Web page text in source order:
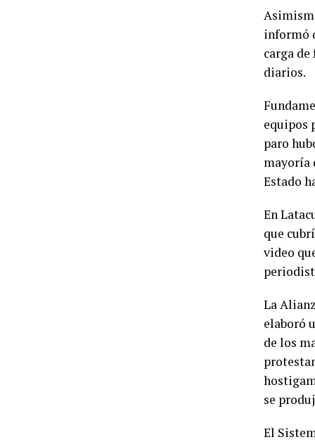
informó
carga
diarios.
equipos
paro
mayoría
Estado
En
que
video
La
elaboró
de los
se
El